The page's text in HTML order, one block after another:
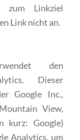
zum Linkziel
Link nicht an.
den
Dieser
Google Inc.,
View,
kurz: Google)
Analytics, um